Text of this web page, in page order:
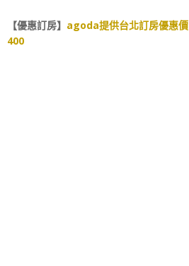
【優惠訂房】 agoda提供台北訂房優惠價
400